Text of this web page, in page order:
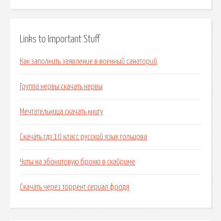
Links to Important Stuff
Как заполнить заявление в военный санаторий
Группа нервы скачать нервы
Мечтательница скачать книгу
Скачать гдз 10 класс русский язык гольцова
Читы на эбонитовую броню в скайриме
Скачать через торрент сериал фродя